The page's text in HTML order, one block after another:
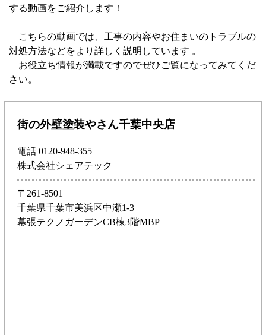
する動画をご紹介します！
こちらの動画では、工事の内容やお住まいのトラブルの
対処方法などをより詳しく説明しています 。
お役立ち情報が満載ですのでぜひご覧になってみてくだ
さい。
街の外壁塗装やさん千葉中央店
電話 0120-948-355
株式会社シェアテック
〒261-8501
千葉県千葉市美浜区中瀬1-3
幕張テクノガーデンCB棟3階MBP